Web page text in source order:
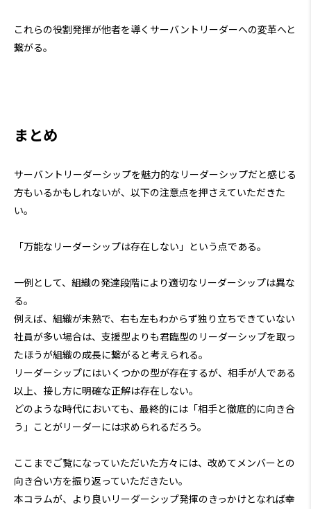
これらの役割発揮が他者を導くサーバントリーダーへの変革へと
繋がる。
まとめ
サーバントリーダーシップを魅力的なリーダーシップだと感じる
方もいるかもしれないが、以下の注意点を押さえていただきた
い。
「万能なリーダーシップは存在しない」という点である。
一例として、組織の発達段階により適切なリーダーシップは異な
る。
例えば、組織が未熟で、右も左もわからず独り立ちできていない
社員が多い場合は、支援型よりも君臨型のリーダーシップを取っ
たほうが組織の成長に繋がると考えられる。
リーダーシップにはいくつかの型が存在するが、相手が人である
以上、接し方に明確な正解は存在しない。
どのような時代においても、最終的には「相手と徹底的に向き合
う」ことがリーダーには求められるだろう。
ここまでご覧になっていただいた方々には、改めてメンバーとの
向き合い方を振り返っていただきたい。
本コラムが、より良いリーダーシップ発揮のきっかけとなれば幸